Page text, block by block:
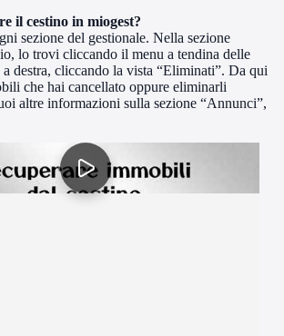
il cestino in miogest?
sezione del gestionale. Nella sezione
lo trovi cliccando il menu a tendina delle
destra, cliccando la vista “Eliminati”. Da qui
che hai cancellato oppure eliminarli
altre informazioni sulla sezione “Annunci”,